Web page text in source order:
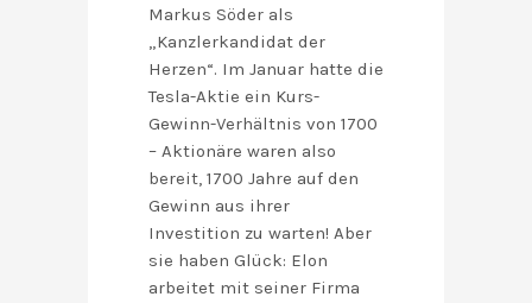
Markus Söder als
„Kanzlerkandidat der
Herzen“. Im Januar hatte die
Tesla-Aktie ein Kurs-
Gewinn-Verhältnis von 1700
– Aktionäre waren also
bereit, 1700 Jahre auf den
Gewinn aus ihrer
Investition zu warten! Aber
sie haben Glück: Elon
arbeitet mit seiner Firma